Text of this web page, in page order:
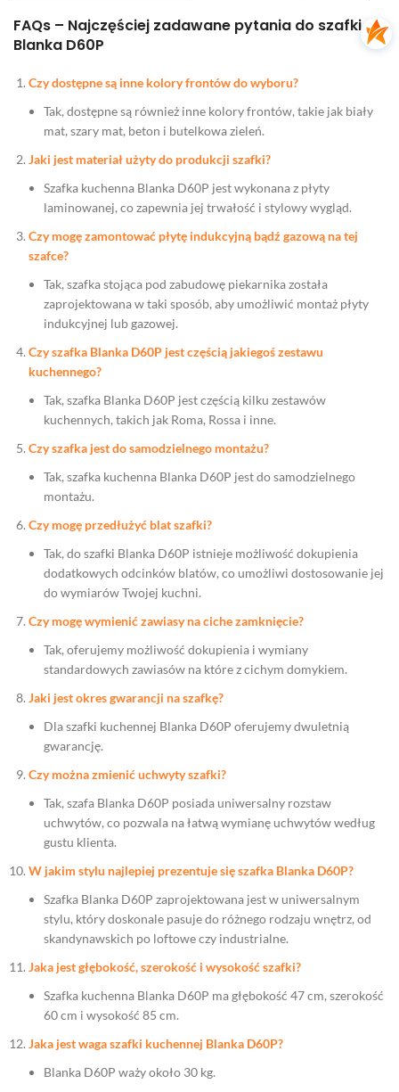
FAQs – Najczęściej zadawane pytania do szafki
Blanka D60P
Czy dostępne są inne kolory frontów do wyboru?
Tak, dostępne są również inne kolory frontów, takie jak biały
mat, szary mat, beton i butelkowa zieleń.
Jaki jest materiał użyty do produkcji szafki?
Szafka kuchenna Blanka D60P jest wykonana z płyty
laminowanej, co zapewnia jej trwałość i stylowy wygląd.
Czy mogę zamontować płytę indukcyjną bądź gazową na tej
szafce?
Tak, szafka stojąca pod zabudowę piekarnika została
zaprojektowana w taki sposób, aby umożliwić montaż płyty
indukcyjnej lub gazowej.
Czy szafka Blanka D60P jest częścią jakiegoś zestawu
kuchennego?
Tak, szafka Blanka D60P jest częścią kilku zestawów
kuchennych, takich jak Roma, Rossa i inne.
Czy szafka jest do samodzielnego montażu?
Tak, szafka kuchenna Blanka D60P jest do samodzielnego
montażu.
Czy mogę przedłużyć blat szafki?
Tak, do szafki Blanka D60P istnieje możliwość dokupienia
dodatkowych odcinków blatów, co umożliwi dostosowanie jej
do wymiarów Twojej kuchni.
Czy mogę wymienić zawiasy na ciche zamknięcie?
Tak, oferujemy możliwość dokupienia i wymiany
standardowych zawiasów na które z cichym domykiem.
Jaki jest okres gwarancji na szafkę?
Dla szafki kuchennej Blanka D60P oferujemy dwuletnią
gwarancję.
Czy można zmienić uchwyty szafki?
Tak, szafa Blanka D60P posiada uniwersalny rozstaw
uchwytów, co pozwala na łatwą wymianę uchwytów według
gustu klienta.
W jakim stylu najlepiej prezentuje się szafka Blanka D60P?
Szafka Blanka D60P zaprojektowana jest w uniwersalnym
stylu, który doskonale pasuje do różnego rodzaju wnętrz, od
skandynawskich po loftowe czy industrialne.
Jaka jest głębokość, szerokość i wysokość szafki?
Szafka kuchenna Blanka D60P ma głębokość 47 cm, szerokość
60 cm i wysokość 85 cm.
Jaka jest waga szafki kuchennej Blanka D60P?
Blanka D60P waży około 30 kg.